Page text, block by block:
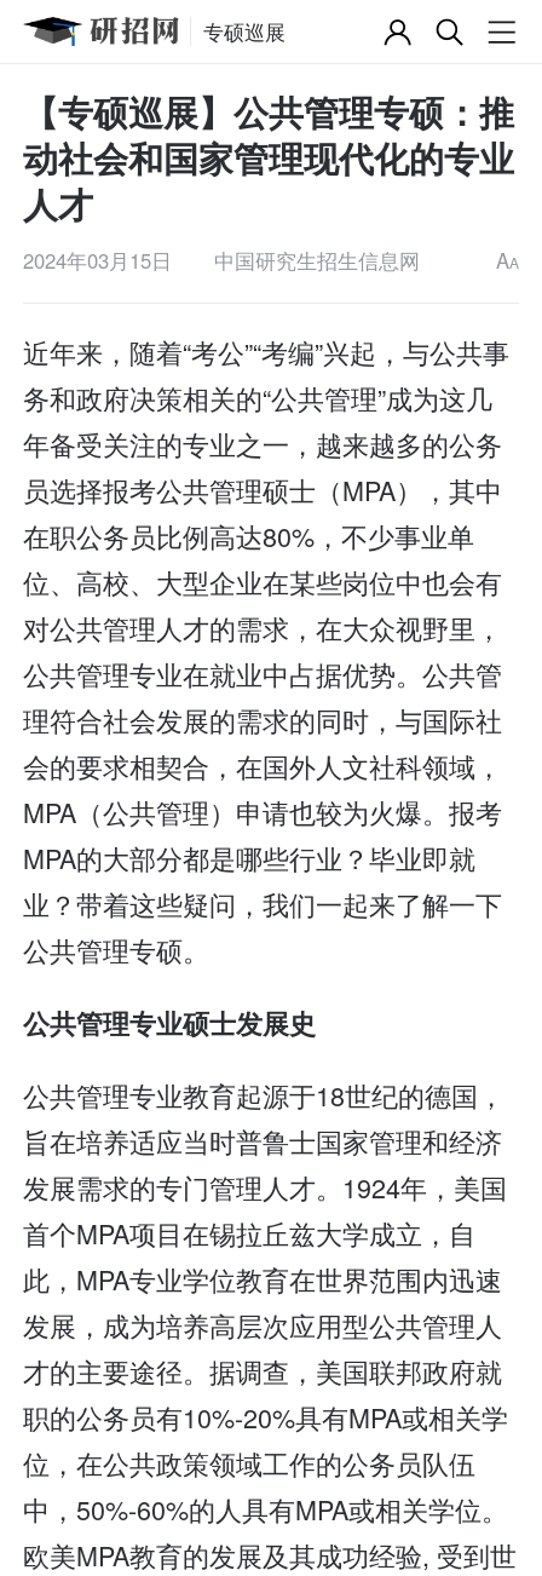
专硕巡展
【专硕巡展】公共管理专硕：推
动社会和国家管理现代化的专业
人才
2024年03月15日 中国研究生招生信息网 AA
近年来，随着“考公”“考编”兴起，与公共事
务和政府决策相关的“公共管理”成为这几
年备受关注的专业之一，越来越多的公务
员选择报考公共管理硕士（MPA），其中
在职公务员比例高达80%，不少事业单
位、高校、大型企业在某些岗位中也会有
对公共管理人才的需求，在大众视野里，
公共管理专业在就业中占据优势。公共管
理符合社会发展的需求的同时，与国际社
会的要求相契合，在国外人文社科领域，
MPA（公共管理）申请也较为火爆。报考
MPA的大部分都是哪些行业？毕业即就
业？带着这些疑问，我们一起来了解一下
公共管理专硕。
公共管理专业硕士发展史
公共管理专业教育起源于18世纪的德国，
旨在培养适应当时普鲁士国家管理和经济
发展需求的专门管理人才。1924年，美国
首个MPA项目在锡拉丘兹大学成立，自
此，MPA专业学位教育在世界范围内迅速
发展，成为培养高层次应用型公共管理人
才的主要途径。据调查，美国联邦政府就
职的公务员有10%-20%具有MPA或相关学
位，在公共政策领域工作的公务员队伍
中，50%-60%的人具有MPA或相关学位。
欧美MPA教育的发展及其成功经验, 受到世